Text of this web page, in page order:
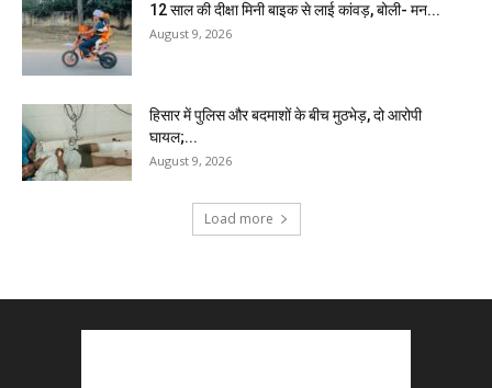
12 साल की दीक्षा मिनी बाइक से लाई कांवड़, बोली- मन...
August 9, 2026
हिसार में पुलिस और बदमाशों के बीच मुठभेड़, दो आरोपी
घायल;...
August 9, 2026
Load more